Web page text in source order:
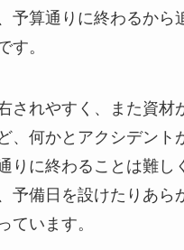
予算通りに終わるから
す。
されやすく、また資材
、何かとアクシデント
りに終わることは難し
予備日を設けたりあら
ています。